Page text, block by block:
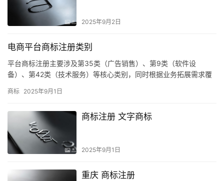
2025年9月2日
电商平台商标注册类别
平台商标注册主要涉及第35类（广告销售）、第9类（软件设
备）、第42类（技术服务）等核心类别，同时根据业务拓展需求覆
商标 2025年9月1日
商标注册 文字商标
2025年9月1日
重庆 商标注册